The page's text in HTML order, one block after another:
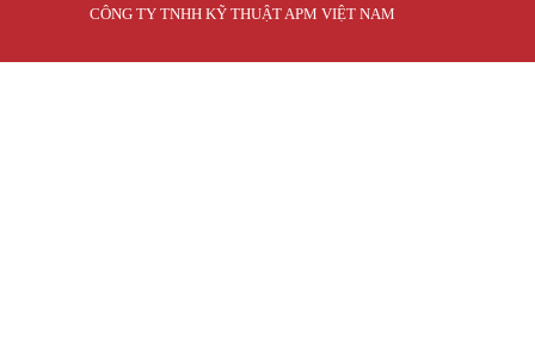
CÔNG TY TNHH KỸ THUẬT APM VIỆT NAM